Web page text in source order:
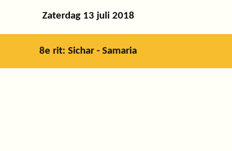
Zaterdag 13 juli 2018
8e rit: Sichar - Samaria